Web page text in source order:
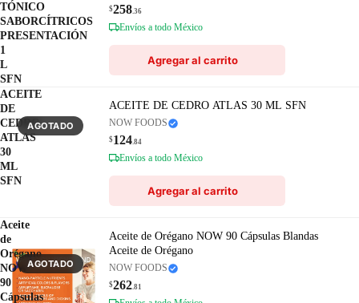
TÓNICO
SABORCÍTRICOS
PRESENTACIÓN
1
L
SFN
$258.36
Envíos a todo México
Agregar al carrito
ACEITE
DE
CEDRO
ATLAS
30
ML
SFN
AGOTADO
ACEITE DE CEDRO ATLAS 30 ML SFN
NOW FOODS
$124.84
Envíos a todo México
Agregar al carrito
Aceite
de
Orégano
NOW
90
Cápsulas
AGOTADO
Aceite de Orégano NOW 90 Cápsulas Blandas
Aceite de Orégano
NOW FOODS
$262.81